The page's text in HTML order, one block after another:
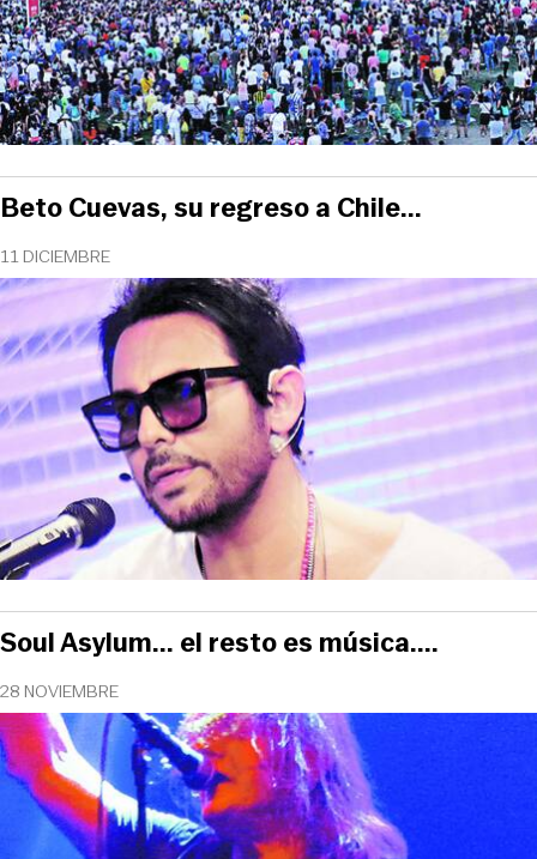
11 DICIEMBRE
Beto Cuevas, su regreso a Chile...
28 NOVIEMBRE
Soul Asylum... el resto es música....